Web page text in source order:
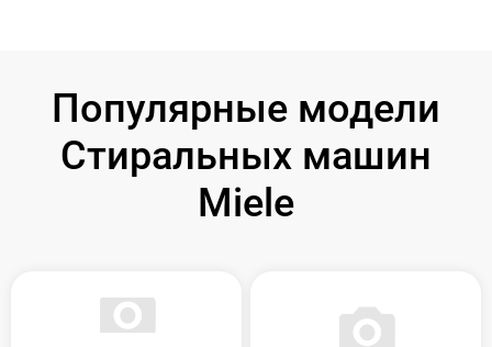
Популярные модели
Стиральных машин
Miele